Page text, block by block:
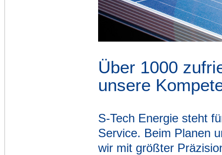
Über 1000
unsere
S-Tech Energie steht
Service. Beim Planen
wir mit größter